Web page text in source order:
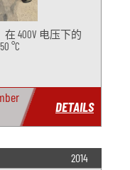
在 400V 电压下的
°C
DETAILS
2014